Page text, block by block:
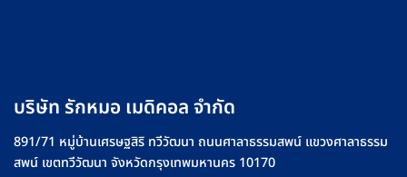
บริษัท รักหมอ เมดิคอล จำกัด
891/71 หมู่บ้านเศรษฐสิริ ทวีวัฒนา ถนนศาลาธรรมสพน์ แขวงศาลาธรรม
สพน์ เขตทวีวัฒนา จังหวัดกรุงเทพมหานคร 10170